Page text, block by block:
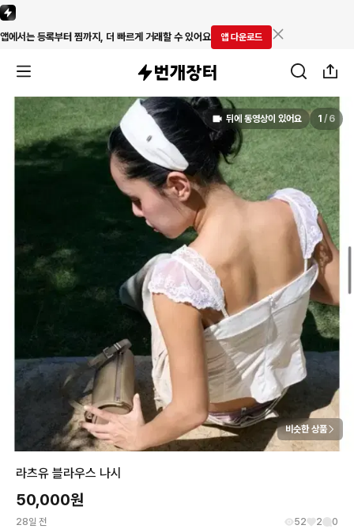
앱에서는 등록부터 찜까지, 더 빠르게 거래할 수 있어요 앱 다운로드
뒤에 동영상이 있어요 1 / 6
비슷한 상품
라츠유 블라우스 나시
50,000원
28일 전 52 2 0